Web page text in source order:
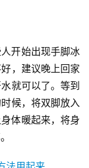
开始出现手脚冰
，建议晚上回家
就可以了。等到
候，将双脚放入
体暖起来，将身